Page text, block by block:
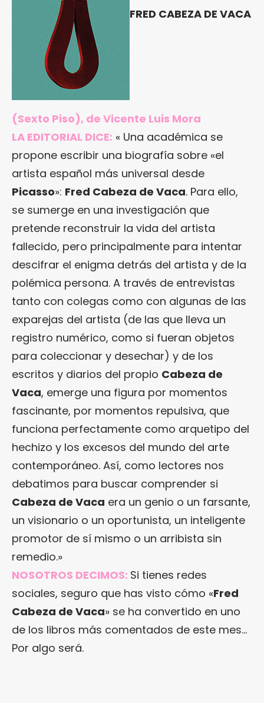
FRED CABEZA DE VACA
(Sexto Piso), de Vicente Luis Mora
LA EDITORIAL DICE: « Una académica se
propone escribir una biografía sobre «el
artista español más universal desde
Picasso»: Fred Cabeza de Vaca. Para ello,
se sumerge en una investigación que
pretende reconstruir la vida del artista
fallecido, pero principalmente para intentar
descifrar el enigma detrás del artista y de la
polémica persona. A través de entrevistas
tanto con colegas como con algunas de las
exparejas del artista (de las que lleva un
registro numérico, como si fueran objetos
para coleccionar y desechar) y de los
escritos y diarios del propio Cabeza de
Vaca, emerge una figura por momentos
fascinante, por momentos repulsiva, que
funciona perfectamente como arquetipo del
hechizo y los excesos del mundo del arte
contemporáneo. Así, como lectores nos
debatimos para buscar comprender si
Cabeza de Vaca era un genio o un farsante,
un visionario o un oportunista, un inteligente
promotor de sí mismo o un arribista sin
remedio.»
NOSOTROS DECIMOS: Si tienes redes
sociales, seguro que has visto cómo «Fred
Cabeza de Vaca» se ha convertido en uno
de los libros más comentados de este mes…
Por algo será.